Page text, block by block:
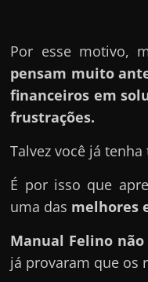
Por esse motivo,
pensam muito
financeiros em
frustrações.
Talvez você já
É por isso que
uma das melhores
Manual Felino
já provaram que os